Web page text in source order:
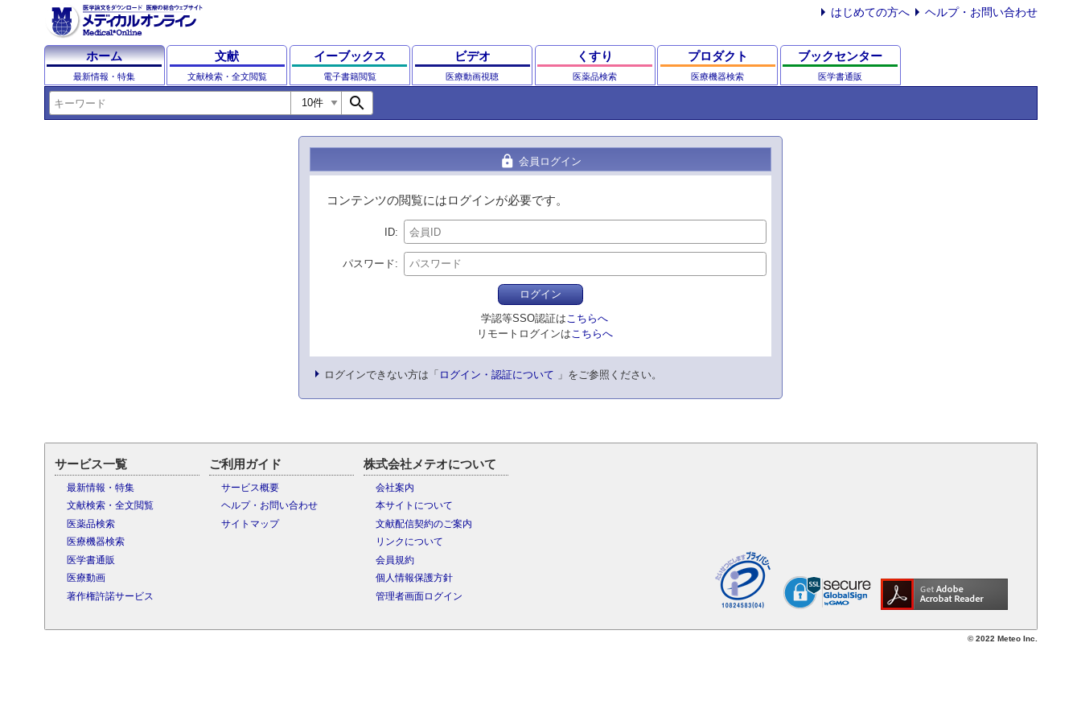
はじめての方へ ヘルプ・お問い合わせ
ホーム
最新情報・特集
文献
文献検索・全文閲覧
イーブックス
電子書籍閲覧
ビデオ
医療動画視聴
くすり
医薬品検索
プロダクト
医療機器検索
ブックセンター
医学書通販
search
lock 会員ログイン
コンテンツの閲覧にはログインが必要です。
ID
パスワード
ログイン
学認等SSO認証は こちらへ
リモートログインは こちらへ
ログインできない方は「 ログイン・認証について 」をご参照ください。
サービス一覧
最新情報・特集
文献検索・全文閲覧
医薬品検索
医療機器検索
医学書通販
医療動画
著作権許諾サービス
ご利用ガイド
サービス概要
ヘルプ・お問い合わせ
サイトマップ
株式会社メテオについて
会社案内
本サイトについて
文献配信契約のご案内
リンクについて
会員規約
個人情報保護方針
管理者画面ログイン
© 2022 Meteo Inc.